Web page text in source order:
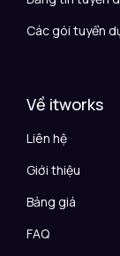
Các gói tuyển
Về itworks
Liên hệ
Giới thiệu
Bảng giá
FAQ